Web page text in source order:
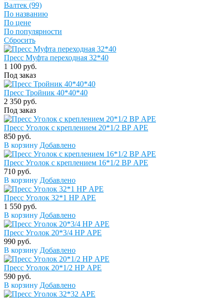
Валтек (99)
По названию
По цене
По популярности
Сбросить
Пресс Муфта переходная 32*40
1 100 руб.
Под заказ
Пресс Тройник 40*40*40
2 350 руб.
Под заказ
Пресс Уголок с креплением 20*1/2 ВР APE
850 руб.
В корзину Добавлено
Пресс Уголок с креплением 16*1/2 ВР APE
710 руб.
В корзину Добавлено
Пресс Уголок 32*1 НР APE
1 550 руб.
В корзину Добавлено
Пресс Уголок 20*3/4 НР APE
990 руб.
В корзину Добавлено
Пресс Уголок 20*1/2 НР APE
590 руб.
В корзину Добавлено